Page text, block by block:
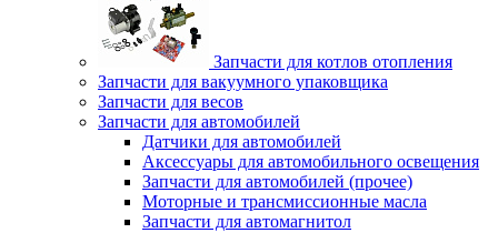
Запчасти для котлов отопления
Запчасти для вакуумного упаковщика
Запчасти для весов
Запчасти для автомобилей
Датчики для автомобилей
Аксессуары для автомобильного освещения
Запчасти для автомобилей (прочее)
Моторные и трансмиссионные масла
Запчасти для автомагнитол